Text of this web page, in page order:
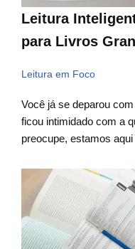
Leitura
para Livros
Leitura em Foco
Você já se deparou
ficou intimidado com a
preocupe, estamos